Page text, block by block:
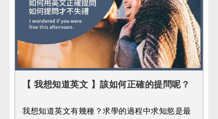
【 我想知道英文 】該如何正確的提問呢？
我想知道英文有幾種？求學的過程中求知慾是最